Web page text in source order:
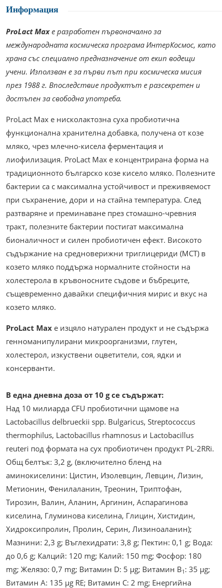
Информация
ProLact Maxе разработен първоначално за
международната космическа програма ИнтерКосмос, като
храна със специално предназначение от екип водещи
учени. Използван е за първи път при космическа мисия
през 1988 г. Впоследствие продуктът е разсекретен и
достъпен за свободна употреба.
ProLact Max е нисколактозна суха пробиотична
функционална хранителна добавка, получена от козе
мляко, чрез млечно-кисела ферментация и
лиофилизация. ProLact Max е концентрирана форма на
традиционното българско козе кисело мляко. Полезните
бактерии са с максимална устойчивост и преживяемост
при съхранение, дори и на стайна температура. След
разтваряне и преминаване през стомашно-чревния
тракт, полезните бактерии постигат максимална
бионаличност и силен пробиотичен ефект. Високото
съдържание на средноверижни триглицериди (MCT) в
козето мляко поддържа нормалните стойности на
холестерола в кръвоносните съдове и бъбреците,
същевременно давайки специфичния мирис и вкус на
козето мляко.
ProLact Max е изцяло натурален продукт и не съдържа
генноманипулирани микроорганизми, глутен,
холестерол, изкуствени оцветители, соя, ядки и
консерванти.
В една дневна доза от 10 g се съдържат:
Над 10 милиарда CFU пробиотични щамове на
Lactobacillus delbrueckii spp. Bulgaricus, Streptococcus
thermophilus, Lactobacillus rhamnosus и Lactobacillus
reuteri под формата на сух пробиотичен продукт PL-2RRi.
Общ белтък: 3,2 g, (включително бленд на
аминокиселини: Цистин, Изолевцин, Левцин, Лизин,
Метионин, Фенилаланин, Треонин, Триптофан,
Тирозин, Валин, Аланин, Аргинин, Аспарагинова
киселина, Глуминова киселина, Глицин, Хистидин,
Хидроксипролин, Пролин, Серин, Лизиноаланин);
Мазнини: 2,3 g; Въглехидрати: 3,8 g; Пектин: 0,1 g; Вода:
до 0,6 g; Калций: 120 mg; Калий: 150 mg; Фосфор: 180
mg; Желязо: 0,7 mg; Витамин D: 5 µg; Витамин В1 : 35 µg;
Витамин А: 135 µg RE; Витамин C: 2 mg; Енергийна